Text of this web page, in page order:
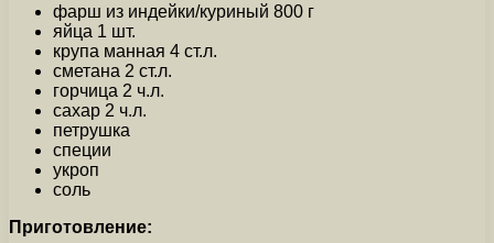
фарш из индейки/куриный 800 г
яйца 1 шт.
крупа манная 4 ст.л.
сметана 2 ст.л.
горчица 2 ч.л.
сахар 2 ч.л.
петрушка
специи
укроп
соль
Приготовление: